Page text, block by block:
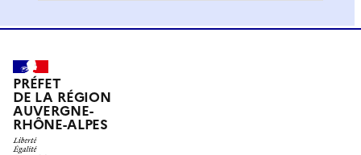
PRÉFET
DE LA RÉGION
AUVERGNE-
RHÔNE-ALPES